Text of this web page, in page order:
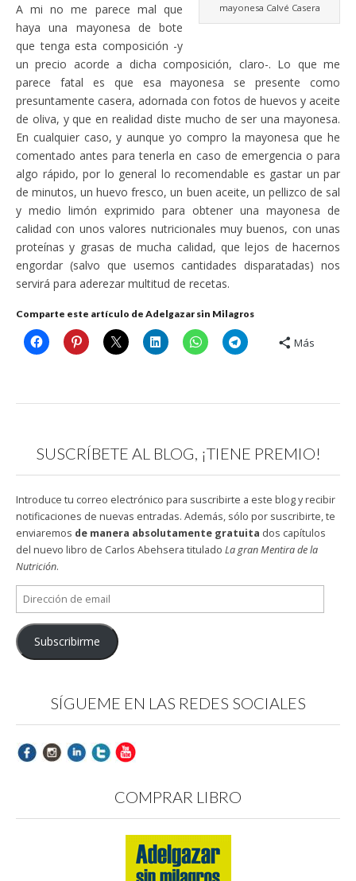
mayonesa Calvé Casera
A mi no me parece mal que
haya una mayonesa de bote
que tenga esta composición -y
un precio acorde a dicha composición, claro-. Lo que me
parece fatal es que esa mayonesa se presente como
presuntamente casera, adornada con fotos de huevos y aceite
de oliva, y que en realidad diste mucho de ser una mayonesa.
En cualquier caso, y aunque yo compro la mayonesa que he
comentado antes para tenerla en caso de emergencia o para
algo rápido, por lo general lo recomendable es gastar un par
de minutos, un huevo fresco, un buen aceite, un pellizco de sal
y medio limón exprimido para obtener una mayonesa de
calidad con unos valores nutricionales muy buenos, con unas
proteínas y grasas de mucha calidad, que lejos de hacernos
engordar (salvo que usemos cantidades disparatadas) nos
servirá para aderezar multitud de recetas.
Comparte este artículo de Adelgazar sin Milagros
Más
SUSCRÍBETE AL BLOG, ¡TIENE PREMIO!
Introduce tu correo electrónico para suscribirte a este blog y recibir
notificaciones de nuevas entradas. Además, sólo por suscribirte, te
enviaremos de manera absolutamente gratuita dos capítulos
del nuevo libro de Carlos Abehsera titulado La gran Mentira de la
Nutrición.
Dirección
de
email
Subscribirme
SÍGUEME EN LAS REDES SOCIALES
COMPRAR LIBRO